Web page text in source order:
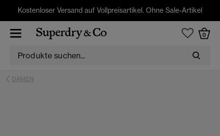
Kostenloser Versand auf Vollpreisartikel. Ohne Sale-Artikel
0
DAMEN